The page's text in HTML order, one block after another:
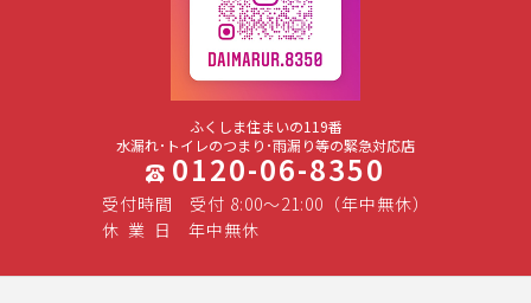
ふくしま住まいの119番
水漏れ･トイレのつまり･雨漏り等の緊急対応店
0120-06-8350
受付時間
受付 8:00～21:00（年中無休）
休 業 日 年中無休